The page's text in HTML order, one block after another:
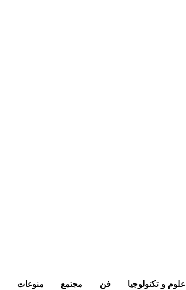
علوم و تكنولوجيا فن مجتمع منوعات